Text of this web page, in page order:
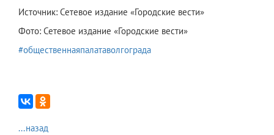
Источник: Сетевое издание «Городские вести»
Фото: Сетевое издание «Городские вести»
#общественнаяпалатаволгограда
...назад